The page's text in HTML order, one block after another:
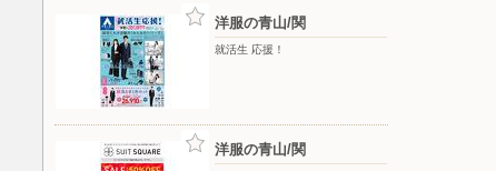
洋服の青山/関
就活生 応援！
洋服の青山/関